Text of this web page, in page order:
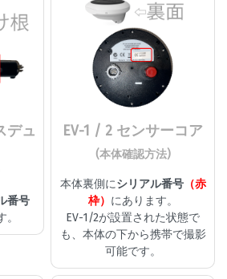
デュ
番号
EV-1 / 2 センサーコア
(本体確認方法)
本体裏側にシリアル番号（赤
枠） にあります。
EV-1/2が設置された状態で
も、本体の下から携帯で撮影
可能です。